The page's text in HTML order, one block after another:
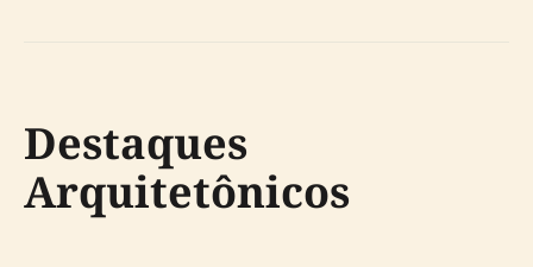
Destaques
Arquitetônicos